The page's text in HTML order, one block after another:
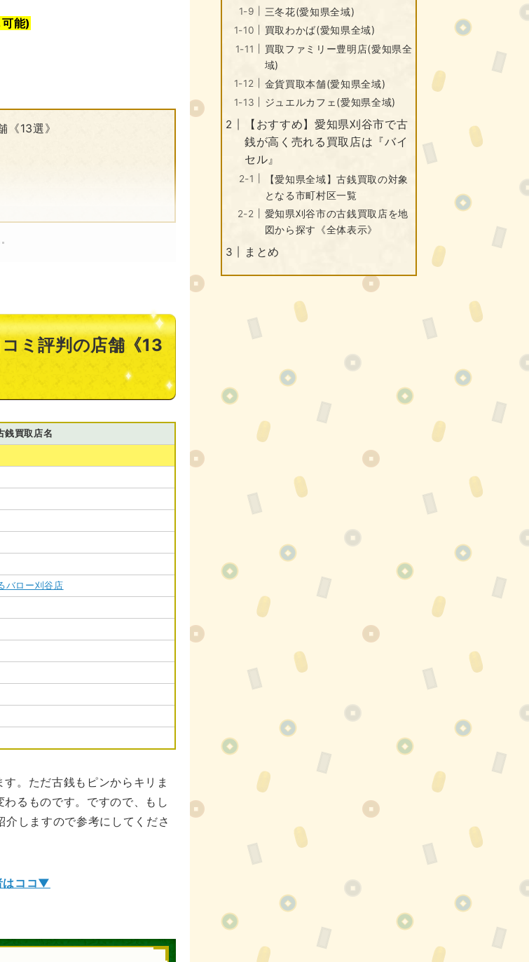
能)
《13選》
ミ評判の店舗《13
銭買取店名
バロー刈谷店
。ただ古銭もピンからキリま
るものです。ですので、もし
しますので参考にしてくださ
はココ▼
三冬花(愛知県全域)
買取わかば(愛知県全域)
買取ファミリー豊明店(愛知県全
域)
金貨買取本舗(愛知県全域)
ジュエルカフェ(愛知県全域)
【おすすめ】愛知県刈谷市で古
銭が高く売れる買取店は『バイ
セル』
【愛知県全域】古銭買取の対象
となる市町村区一覧
愛知県刈谷市の古銭買取店を地
図から探す《全体表示》
まとめ